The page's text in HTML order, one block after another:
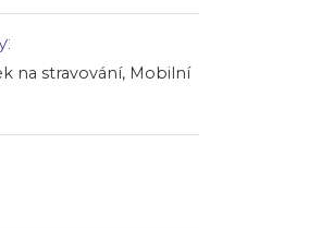
na stravování, Mobilní